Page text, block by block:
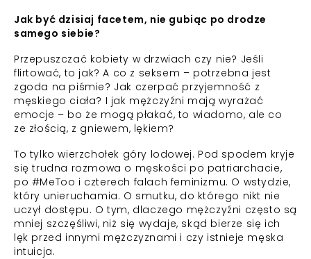
Jak być dzisiaj facetem, nie gubiąc po drodze
samego siebie?
Przepuszczać kobiety w drzwiach czy nie? Jeśli
flirtować, to jak? A co z seksem – potrzebna jest
zgoda na piśmie? Jak czerpać przyjemność z
męskiego ciała? I jak mężczyźni mają wyrażać
emocje – bo że mogą płakać, to wiadomo, ale co
ze złością, z gniewem, lękiem?
To tylko wierzchołek góry lodowej. Pod spodem kryje
się trudna rozmowa o męskości po patriarchacie,
po #MeToo i czterech falach feminizmu. O wstydzie,
który unieruchamia. O smutku, do którego nikt nie
uczył dostępu. O tym, dlaczego mężczyźni często są
mniej szczęśliwi, niż się wydaje, skąd bierze się ich
lęk przed innymi mężczyznami i czy istnieje męska
intuicja.